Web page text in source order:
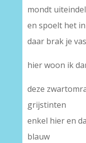
mondt
en spoelt het
daar brak je
hier woon ik
deze
grijstinten
enkel hier en
blauw